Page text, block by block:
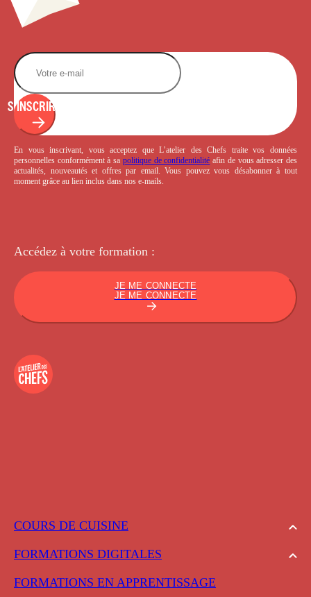
COURS DE CUISINE
FORMATIONS DIGITALES
FORMATIONS EN APPRENTISSAGE
S'INSCRIRE
En vous inscrivant, vous acceptez que L’atelier des Chefs traite vos données
personnelles conformément à sa politique de confidentialité afin de vous adresser des
actualités, nouveautés et offres par email. Vous pouvez vous désabonner à tout
moment grâce au lien inclus dans nos e-mails.
Accédez à votre formation :
JE ME CONNECTE
JE ME CONNECTE